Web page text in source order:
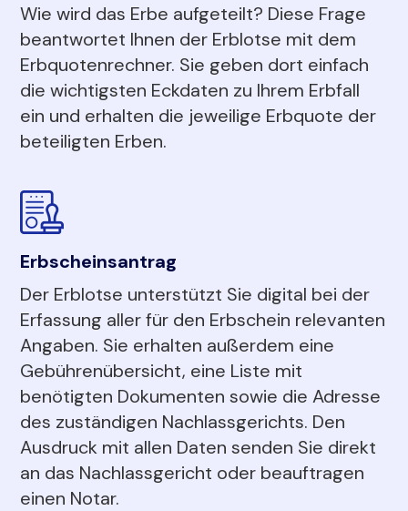
Wie wird das Erbe aufgeteilt? Diese Frage
beantwortet Ihnen der Erblotse mit dem
Erbquotenrechner. Sie geben dort einfach
die wichtigsten Eckdaten zu Ihrem Erbfall
ein und erhalten die jeweilige Erbquote der
beteiligten Erben.
Erbscheinsantrag
Der Erblotse unterstützt Sie digital bei der
Erfassung aller für den Erbschein relevanten
Angaben. Sie erhalten außerdem eine
Gebührenübersicht, eine Liste mit
benötigten Dokumenten sowie die Adresse
des zuständigen Nachlassgerichts. Den
Ausdruck mit allen Daten senden Sie direkt
an das Nachlassgericht oder beauftragen
einen Notar.